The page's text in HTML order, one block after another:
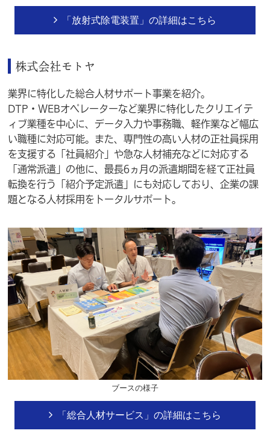
「放射式除電装置」の詳細はこちら
株式会社モトヤ
業界に特化した総合人材サポート事業を紹介。
DTP・WEBオペレーターなど業界に特化したクリエイテ
ィブ業種を中心に、データ入力や事務職、軽作業など幅広
い職種に対応可能。また、専門性の高い人材の正社員採用
を支援する「社員紹介」や急な人材補充などに対応する
「通常派遣」の他に、最長6ヵ月の派遣期間を経て正社員
転換を行う「紹介予定派遣」にも対応しており、企業の課
題となる人材採用をトータルサポート。
ブースの様子
「総合人材サービス」の詳細はこちら